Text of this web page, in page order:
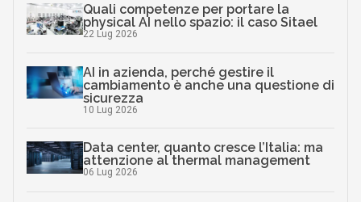
Quali competenze per portare la
physical AI nello spazio: il caso Sitael
22 Lug 2026
AI in azienda, perché gestire il
cambiamento è anche una questione di
sicurezza
10 Lug 2026
Data center, quanto cresce l’Italia: ma
attenzione al thermal management
06 Lug 2026